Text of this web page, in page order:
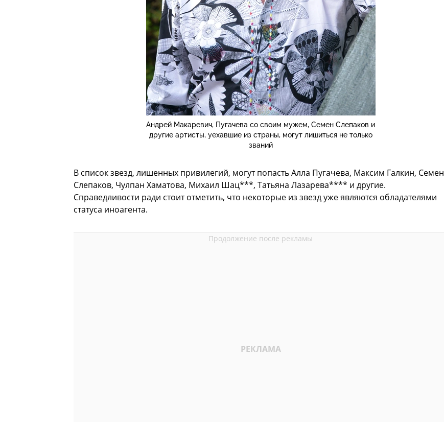
Андрей Макаревич, Пугачева со своим мужем, Семен Слепаков и
другие артисты, уехавшие из страны, могут лишиться не только
званий
В список звезд, лишенных привилегий, могут попасть Алла Пугачева, Максим Галкин, Семен
Слепаков, Чулпан Хаматова, Михаил Шац***, Татьяна Лазарева**** и другие.
Справедливости ради стоит отметить, что некоторые из звезд уже являются обладателями
статуса иноагента.